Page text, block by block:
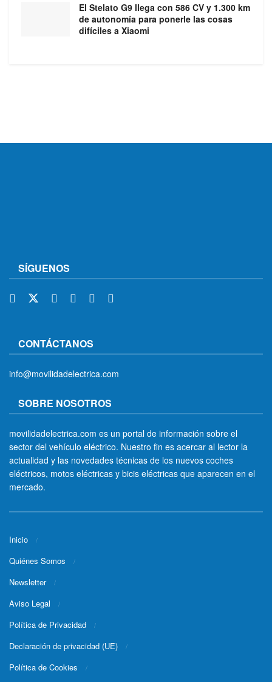
El Stelato G9 llega con 586 CV y 1.300 km
de autonomía para ponerle las cosas
difíciles a Xiaomi
SÍGUENOS
CONTÁCTANOS
info@movilidadelectrica.com
SOBRE NOSOTROS
movilidadelectrica.com es un portal de información sobre el
sector del vehículo eléctrico. Nuestro fin es acercar al lector la
actualidad y las novedades técnicas de los nuevos coches
eléctricos, motos eléctricas y bicis eléctricas que aparecen en el
mercado.
Inicio
Quiénes Somos
Newsletter
Aviso Legal
Política de Privacidad
Declaración de privacidad (UE)
Política de Cookies